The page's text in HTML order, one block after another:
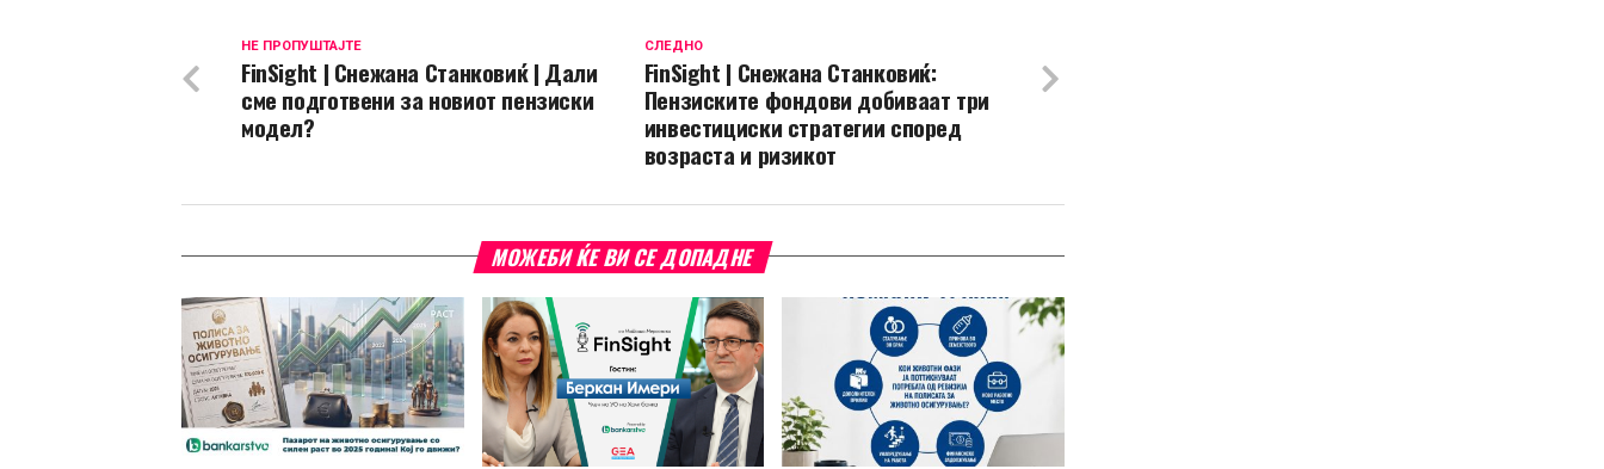
СЛЕДНО
FinSight | Снежана Станковиќ:
Пензиските фондови добиваат три
инвестициски стратегии според
возраста и ризикот
НЕ ПРОПУШТАЈТЕ
FinSight | Снежана Станковиќ | Дали
сме подготвени за новиот пензиски
модел?
МОЖЕБИ ЌЕ ВИ СЕ ДОПАДНЕ